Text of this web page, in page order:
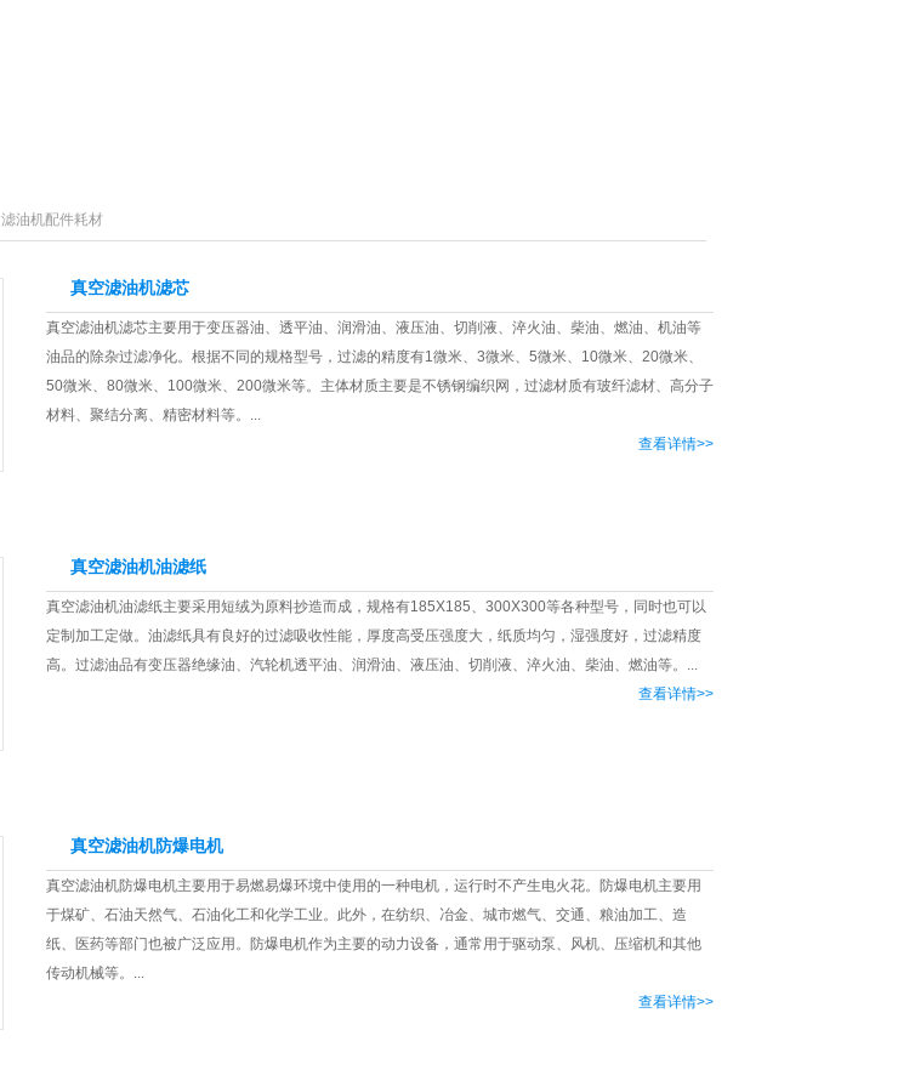
滤油机配件耗材
真空滤油机滤芯
真空滤油机滤芯主要用于变压器油、透平油、润滑油、液压油、切削液、淬火油、柴油、燃油、机油等
油品的除杂过滤净化。根据不同的规格型号，过滤的精度有1微米、3微米、5微米、10微米、20微米、
50微米、80微米、100微米、200微米等。主体材质主要是不锈钢编织网，过滤材质有玻纤滤材、高分子
材料、聚结分离、精密材料等。...
查看详情>>
真空滤油机油滤纸
真空滤油机油滤纸主要采用短绒为原料抄造而成，规格有185X185、300X300等各种型号，同时也可以
定制加工定做。油滤纸具有良好的过滤吸收性能，厚度高受压强度大，纸质均匀，湿强度好，过滤精度
高。过滤油品有变压器绝缘油、汽轮机透平油、润滑油、液压油、切削液、淬火油、柴油、燃油等。...
查看详情>>
真空滤油机防爆电机
真空滤油机防爆电机主要用于易燃易爆环境中使用的一种电机，运行时不产生电火花。防爆电机主要用
于煤矿、石油天然气、石油化工和化学工业。此外，在纺织、冶金、城市燃气、交通、粮油加工、造
纸、医药等部门也被广泛应用。防爆电机作为主要的动力设备，通常用于驱动泵、风机、压缩机和其他
传动机械等。...
查看详情>>